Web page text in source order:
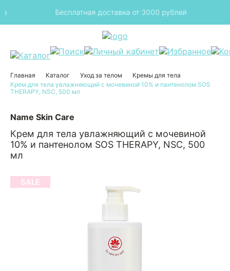
Бесплатная доставка от 3000 рублей
Главная Каталог Уход за телом
Кремы для тела
Крем для тела увлажняющий с мочевиной 10% и пантенолом SOS
THERAPY, NSC, 500 мл
Name Skin Care
Крем для тела увлажняющий с мочевиной
10% и пантенолом SOS THERAPY, NSC, 500
мл
SALE
SALE
SALE